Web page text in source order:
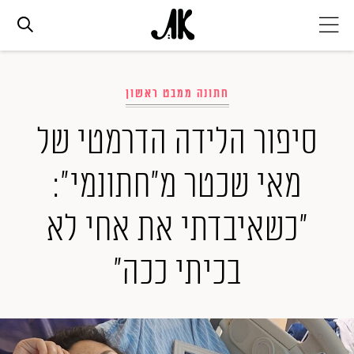
אופנה
ביוטי
סלבס
המגזין
חתונה ממבט ראשון
סיפור הלידה הדרמטי של
מאי שכטר מ"חתונמי":
"כשאיבדתי את אחי לא
בכיתי ככה"